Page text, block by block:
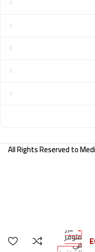
All Rights Reserved to
غير
متوفر
في